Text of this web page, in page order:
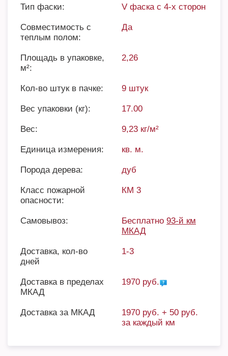
Тип фаски: V фаска с 4-х сторон
Совместимость с
теплым полом:
Да
Площадь в упаковке,
м²:
2,26
Кол-во штук в пачке: 9 штук
Вес упаковки (кг): 17.00
Вес: 9,23 кг/м²
Единица измерения: кв. м.
Порода дерева: дуб
Класс пожарной
опасности:
КМ 3
Самовывоз: Бесплатно 93-й км
МКАД
Доставка, кол-во
дней
1-3
Доставка в пределах
МКАД
1970 руб.
Доставка за МКАД
1970 руб. + 50 руб.
за каждый км